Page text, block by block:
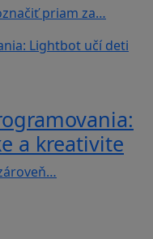
priam za…
a kreativite